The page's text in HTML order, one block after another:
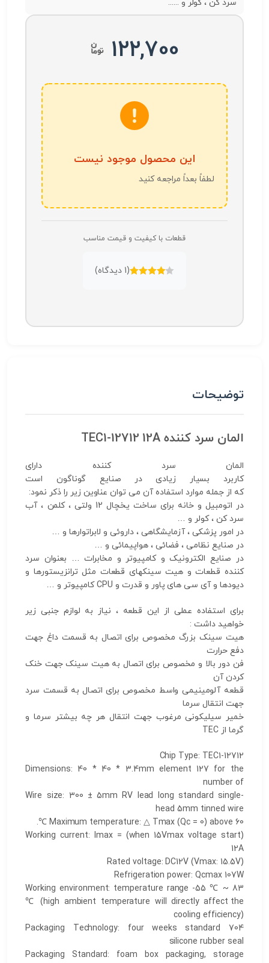
سرد کن ، کولر و ......
122,700
این محصول موجود نیست
لطفاً بعداً مراجعه کنید
قطعات با کیفیت و قیمت مناسب
(
1 دیدگاه)
توضیحات
المان سرد کننده TEC1-12712 12A
المان سرد کننده دارای
کاربرد بسیار زیادی در صنایع گوناگون است
که از جمله موارد استفاده آن می توان عناوین زیر را ذکر نمود:
در اتومبیل و خانه برای ساخت یخچال 12 ولتی ، کلمن ، آب
سرد کن ، کولر و …
در امور پزشکی ، آزمایشگاهی ، داروئی و لابراتوارها و …
در صنایع نظامی ، فضائی ، هواپیمائی و …
در صنایع الکترونیک و کامپیوتر و مخابرات … بعنوان سرد
کننده قطعات و هیت سینکهای قطعات مثل ترانزیستورها و
دیودها و آی سی های پاور و قدرت و CPU کامپیوتر و …
برای استفاده عملی از این قطعه ، نیاز به لوازم جنبی زیر
خواهید داشت :
هیت سینک بزرگ مخصوص برای اتصال به قسمت داغ جهت
دفع حرارت
فن دور بالا و مخصوص برای اتصال به هیت سینک جهت خنک
کردن آن
قطعه آلومینیمی واسط مخصوص برای اتصال به قسمت سرد
جهت انتقال سرما
خمیر سیلیکونی مرغوب جهت انتقال هر چه بیشتر سرما و
گرما از TEC
Chip Type: TEC1-12712
Dimensions: 40 * 40 * 3.4mm element 127 for the
number of
Wire size: 300 ± 5mm RV lead long standard single-
head 5mm tinned wire
Maximum temperature: △ Tmax (Qc = 0) above 60 ℃.
Working current: Imax = (when 15Vmax voltage start)
12A
Rated voltage: DC12V (Vmax: 15.5V)
Refrigeration power: Qcmax 107W
Working environment: temperature range -55 ℃ ~ 83
℃ (high ambient temperature will directly affect the
cooling efficiency)
Packaging Technology:
four weeks standard
704
silicone rubber seal
Packaging Standard: foam box packaging,
storage